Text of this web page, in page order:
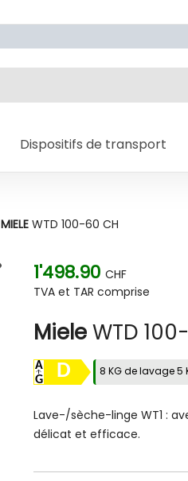
Dispositifs de transport
MIELE WTD 100-60 CH
1'498.90 CHF
TVA et TAR comprise
MieleWTD
D 8 KG de lavage 5
Lave-/sèche-linge WT1 :
délicat et efficace.